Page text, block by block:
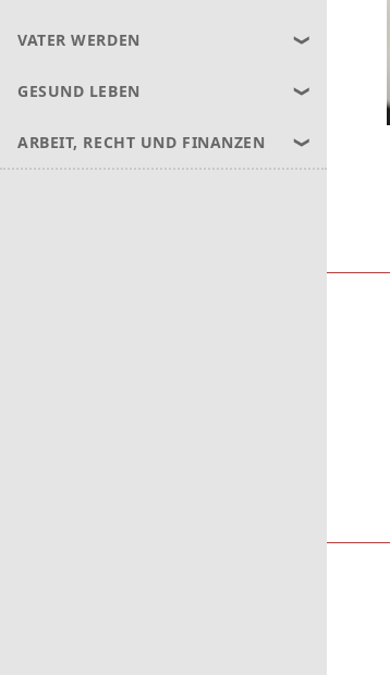
VATER WERDEN
GESUND LEBEN
ARBEIT, RECHT UND FINANZEN